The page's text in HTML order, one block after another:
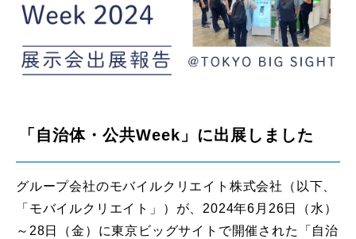
「自治体・公共Week」に出展しました
グループ会社のモバイルクリエイト株式会社（以下、
「モバイルクリエイト」）が、2024年6月26日（水）
～28日（金）に東京ビッグサイトで開催された「自治